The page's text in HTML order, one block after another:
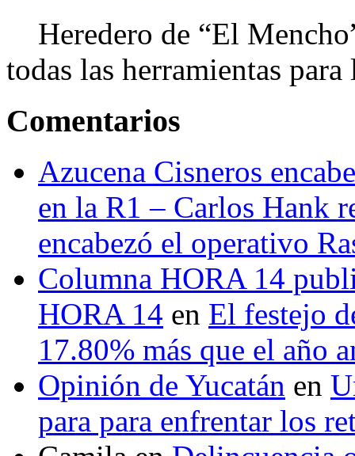
Heredero de “El
todas las herramientas
Comentarios
Azucena Cisneros
en la R1 – Carlos Hank
encabezó el operativo
Columna HORA 14
HORA 14 en El festejo
17.80% más que el año
Opinión de Yucatán en
para para enfrentar los